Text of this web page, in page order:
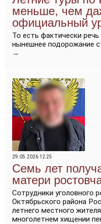
меньше, чем
официальный
То есть фактически
нынешнее подорожание
→
29.05.2026 12:25
Семь лет
матери
Сотрудники уголовного
Октябрьского района
летнего местного
многолетнем хищении